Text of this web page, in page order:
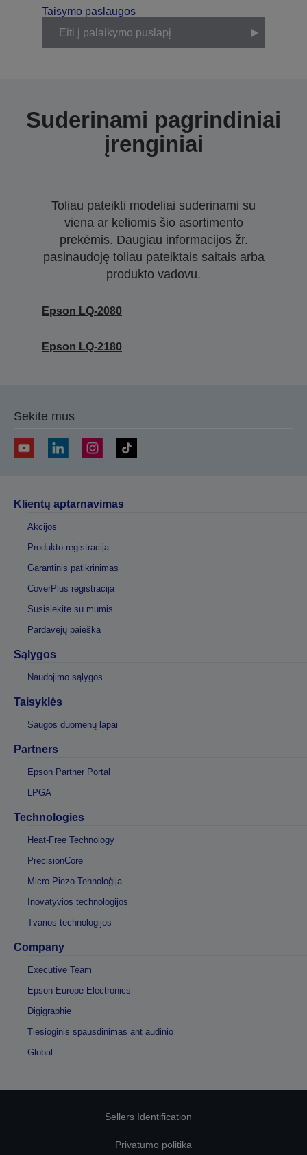
Taisymo paslaugos
Eiti į palaikymo puslapį
Suderinami pagrindiniai
įrenginiai
Toliau pateikti modeliai suderinami su
viena ar keliomis šio asortimento
prekėmis. Daugiau informacijos žr.
pasinaudoję toliau pateiktais saitais arba
produkto vadovu.
Epson LQ-2080
Epson LQ-2180
Sekite mus
Klientų aptarnavimas
Akcijos
Produkto registracija
Garantinis patikrinimas
CoverPlus registracija
Susisiekite su mumis
Pardavėjų paieška
Sąlygos
Naudojimo sąlygos
Taisyklės
Saugos duomenų lapai
Partners
Epson Partner Portal
LPGA
Technologies
Heat-Free Technology
PrecisionCore
Micro Piezo Tehnoloģija
Inovatyvios technologijos
Tvarios technologijos
Company
Executive Team
Epson Europe Electronics
Digigraphie
Tiesioginis spausdinimas ant audinio
Global
Sellers Identification
Privatumo politika